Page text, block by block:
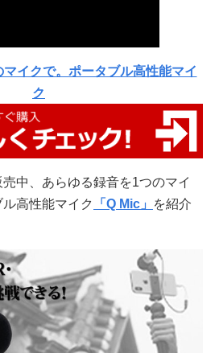
イクで。ポータブル高性能マイ
ク
売中、あらゆる録音を1つのマイ
高性能マイク
「Q Mic」
を紹介